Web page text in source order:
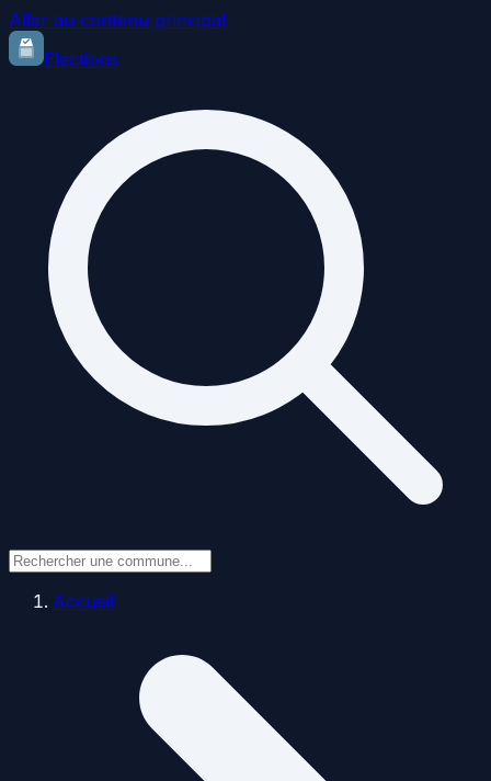
Aller au contenu principal
Elections
Accueil